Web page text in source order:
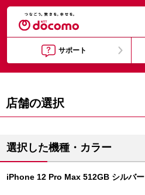
サポート
店舗の選択
選択した機種・カラー
iPhone 12 Pro Max 512GB シルバー